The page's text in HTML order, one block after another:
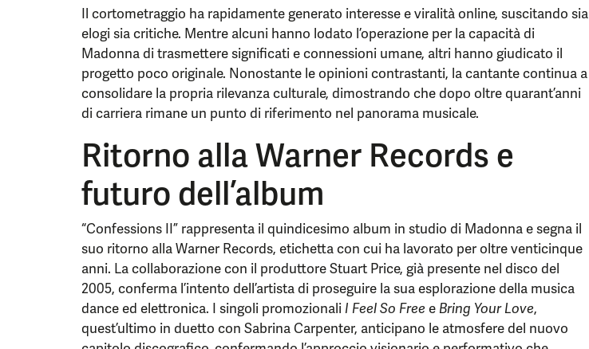
Il cortometraggio ha rapidamente generato interesse e viralità online, suscitando sia
elogi sia critiche. Mentre alcuni hanno lodato l’operazione per la capacità di
Madonna di trasmettere significati e connessioni umane, altri hanno giudicato il
progetto poco originale. Nonostante le opinioni contrastanti, la cantante continua a
consolidare la propria rilevanza culturale, dimostrando che dopo oltre quarant’anni
di carriera rimane un punto di riferimento nel panorama musicale.
Ritorno alla Warner Records e
futuro dell’album
“Confessions II” rappresenta il quindicesimo album in studio di Madonna e segna il
suo ritorno alla Warner Records, etichetta con cui ha lavorato per oltre venticinque
anni. La collaborazione con il produttore Stuart Price, già presente nel disco del
2005, conferma l’intento dell’artista di proseguire la sua esplorazione della musica
dance ed elettronica. I singoli promozionali I Feel So Free e Bring Your Love,
quest’ultimo in duetto con Sabrina Carpenter, anticipano le atmosfere del nuovo